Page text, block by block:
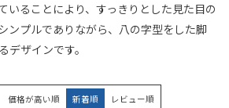
いることにより、すっきりとした見た目の
ンプルでありながら、八の字型をした脚
デザインです。
価格が高い順 新着順 レビュー順